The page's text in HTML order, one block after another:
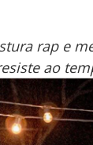
rap e
ao